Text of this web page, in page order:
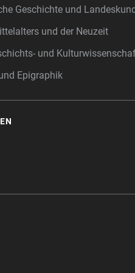
Geschichte und
und der Neuzeit
und
Epigraphik